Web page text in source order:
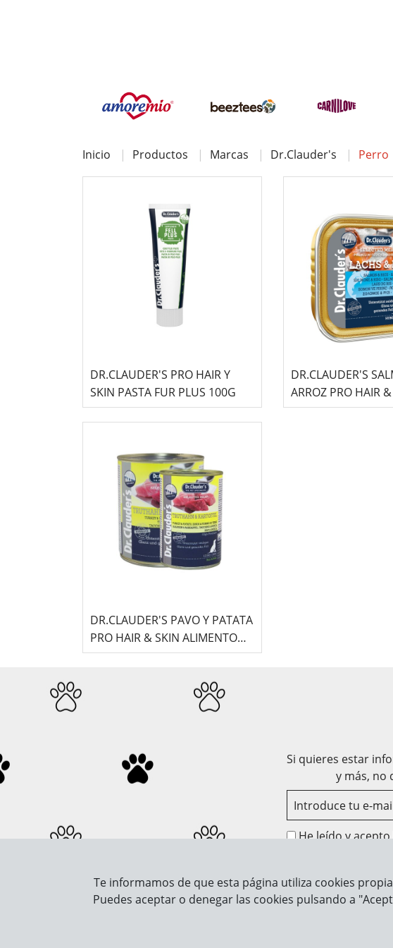
Inicio Productos Marcas Dr.Clauder's Perro
DR.CLAUDER'S PRO HAIR Y
SKIN PASTA FUR PLUS 100G
DR.CLAUDER'S
ARROZ PRO HAIR
ALIMENTO
DR.CLAUDER'S PAVO Y PATATA
PRO HAIR & SKIN ALIMENTO
HÚMEDO
Si quieres estar
y más, no
He leído y acepto
Sobre Nosotros Información
Te informamos de que esta página utiliza cookies
Puedes aceptar o denegar las cookies pulsando a